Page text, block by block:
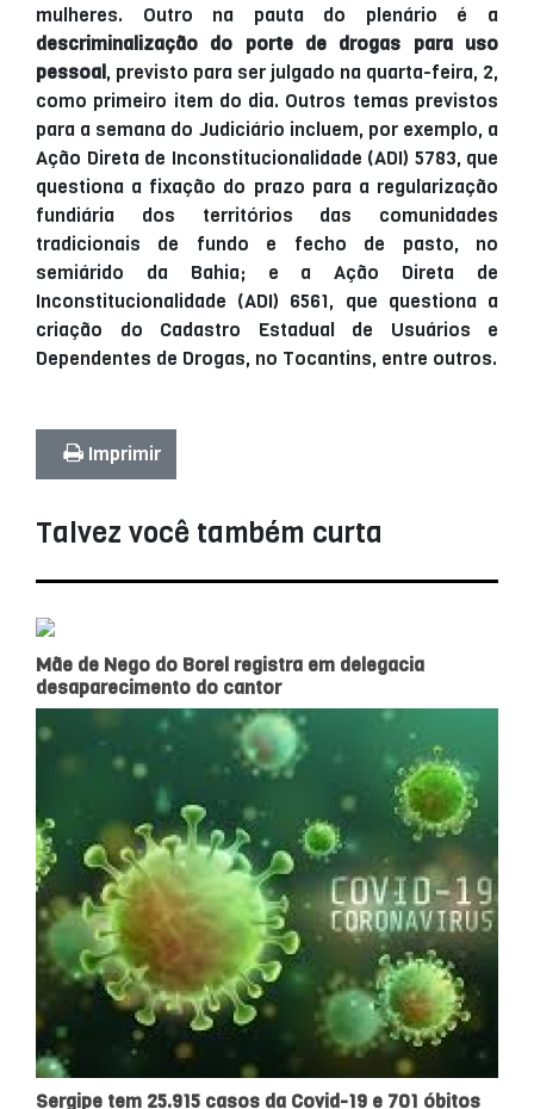
mulheres. Outro na pauta do plenário é a
descriminalização do porte de drogas para uso
pessoal, previsto para ser julgado na quarta-feira, 2,
como primeiro item do dia. Outros temas previstos
para a semana do Judiciário incluem, por exemplo, a
Ação Direta de Inconstitucionalidade (ADI) 5783, que
questiona a fixação do prazo para a regularização
fundiária dos territórios das comunidades
tradicionais de fundo e fecho de pasto, no
semiárido da Bahia; e a Ação Direta de
Inconstitucionalidade (ADI) 6561, que questiona a
criação do Cadastro Estadual de Usuários e
Dependentes de Drogas, no Tocantins, entre outros.
Imprimir
Talvez você também curta
Mãe de Nego do Borel registra em delegacia
desaparecimento do cantor
Sergipe tem 25.915 casos da Covid-19 e 701 óbitos